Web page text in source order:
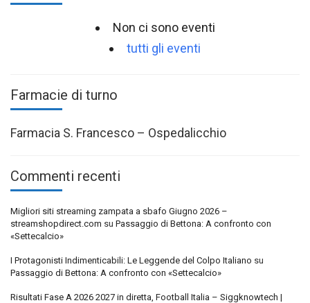
Non ci sono eventi
tutti gli eventi
Farmacie di turno
Farmacia S. Francesco – Ospedalicchio
Commenti recenti
Migliori siti streaming zampata a sbafo Giugno 2026 –
streamshopdirect.com su Passaggio di Bettona: A confronto con
«Settecalcio»
I Protagonisti Indimenticabili: Le Leggende del Colpo Italiano su
Passaggio di Bettona: A confronto con «Settecalcio»
Risultati Fase A 2026 2027 in diretta, Football Italia – Siggknowtech |